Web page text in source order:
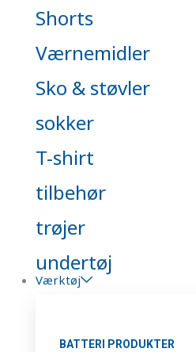
Shorts
Værnemidler
Sko & støvler
sokker
T-shirt
tilbehør
trøjer
undertøj
Værktøj
BATTERI PRODUKTER